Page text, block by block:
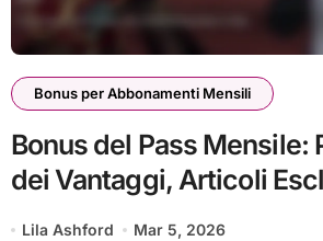
Bonus per Abbonamenti Mensili
Bonus del Pass Mensile:
dei Vantaggi, Articoli
Miglioramenti del Gioco
Lila Ashford Mar 5, 2026